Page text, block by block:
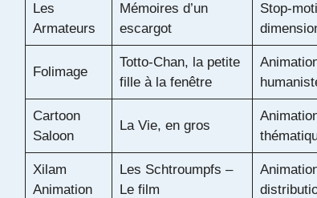
Les
Armateurs
Mémoires d’un
escargot
Stop-
Folimage
Totto-Chan, la petite
fille à la fenêtre
Cartoon
Saloon
La Vie, en gros
Xilam
Animation
Les Schtroumpfs –
Le film